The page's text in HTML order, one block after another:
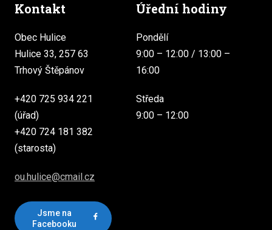
Kontakt
Obec Hulice
Hulice 33, 257 63
Trhový Štěpánov
+420 725 934 221
(úřad)
+420 724 181 382
(starosta)
ou.hulice@cmail.cz
Jsme na
Facebooku
Úřední hodiny
Pondělí
9:00 – 12:00 / 13:00 –
16:00
Středa
9:00 – 12:00